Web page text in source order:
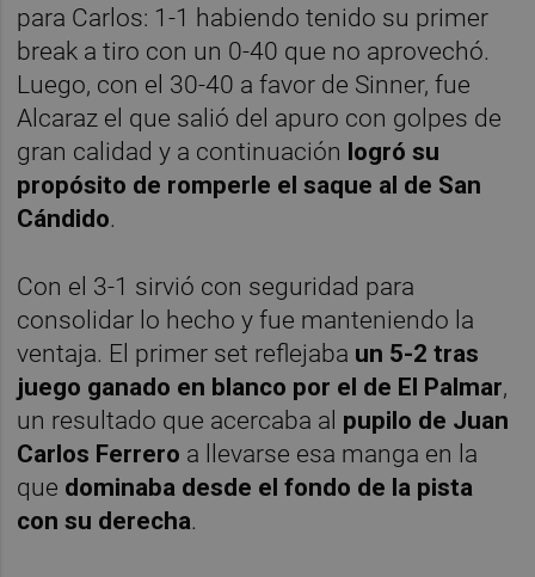
para Carlos: 1-1 habiendo tenido su primer
break a tiro con un 0-40 que no aprovechó.
Luego, con el 30-40 a favor de Sinner, fue
Alcaraz el que salió del apuro con golpes de
gran calidad y a continuación logró su
propósito de romperle el saque al de San
Cándido.
Con el 3-1 sirvió con seguridad para
consolidar lo hecho y fue manteniendo la
ventaja. El primer set reflejaba un 5-2 tras
juego ganado en blanco por el de El Palmar,
un resultado que acercaba al pupilo de Juan
Carlos Ferrero a llevarse esa manga en la
que dominaba desde el fondo de la pista
con su derecha.